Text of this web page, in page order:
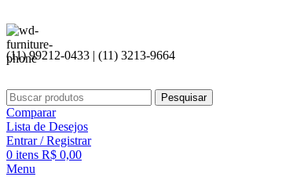
(11) 99212-0433 | (11) 3213-9664
Pesquisar
Comparar
Lista de Desejos
Entrar / Registrar
0 itens R$ 0,00
Menu